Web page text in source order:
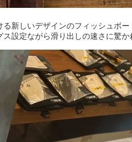
新しいデザインのフィッシュボー
設定ながら滑り出しの速さに驚